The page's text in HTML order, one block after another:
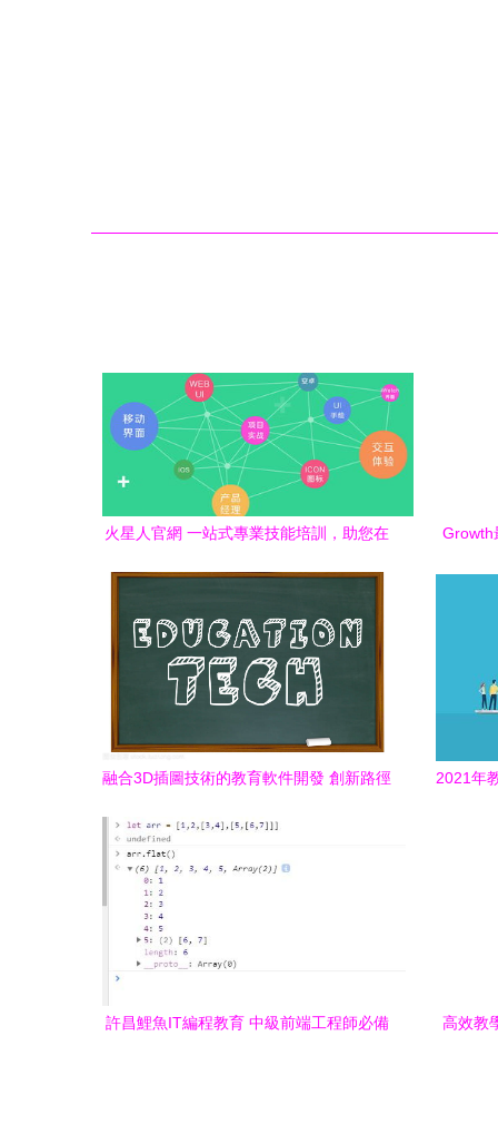
火星人官網 一站式專業技能培訓，助您在
Growth
融合3D插圖技術的教育軟件開發 創新路徑
2021年
許昌鯉魚IT編程教育 中級前端工程師必備
高效教